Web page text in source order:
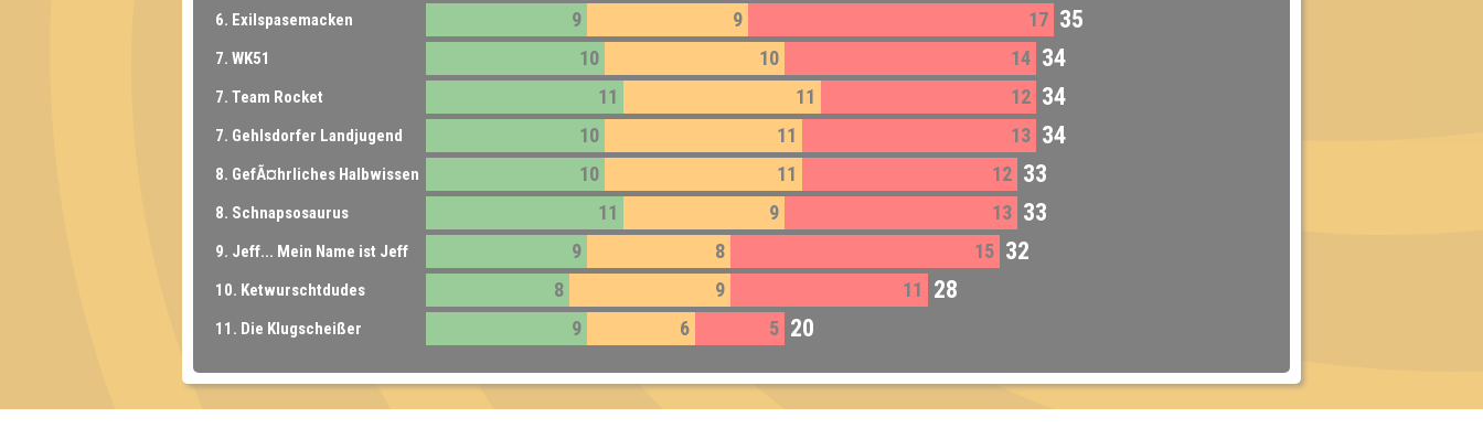
6. Exilspasemacken 9 9 17 35
7. WK51 10 10 14 34
7. Team Rocket 11 11 12 34
7. Gehlsdorfer Landjugend 10 11 13 34
8. GefÃ¤hrliches Halbwissen 10 11 12 33
8. Schnapsosaurus 11 9 13 33
9. Jeff... Mein Name ist Jeff 9 8 15 32
10. Ketwurschtdudes 8 9 11 28
11. Die Klugscheißer 9 6 5 20